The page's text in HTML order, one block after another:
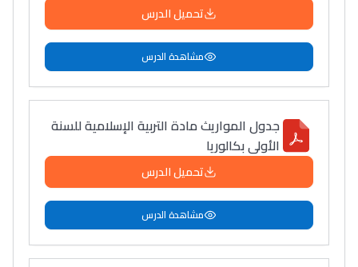
تحميل الدرس
مشاهدة الدرس
جدول المواريث مادة التربية الإسلامية للسنة
الأولى بكالوريا
تحميل الدرس
مشاهدة الدرس